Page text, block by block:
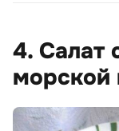
4. Салат
морской